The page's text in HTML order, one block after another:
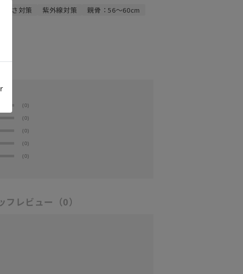
暑さ対策 紫外線対策 親骨：56～60cm
(0)
(0)
(0)
(0)
(0)
フレビュー （0）